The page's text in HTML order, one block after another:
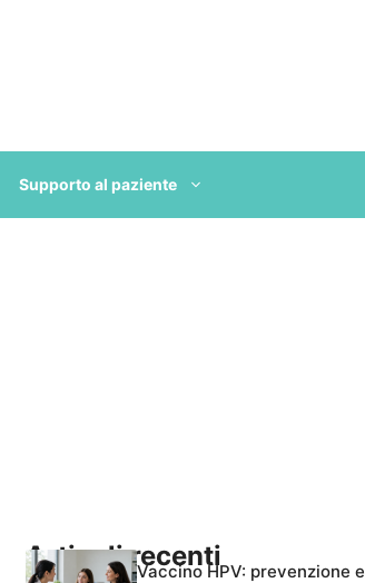
Supporto al paziente
Articoli recentiVaccino HPV: prevenzione e